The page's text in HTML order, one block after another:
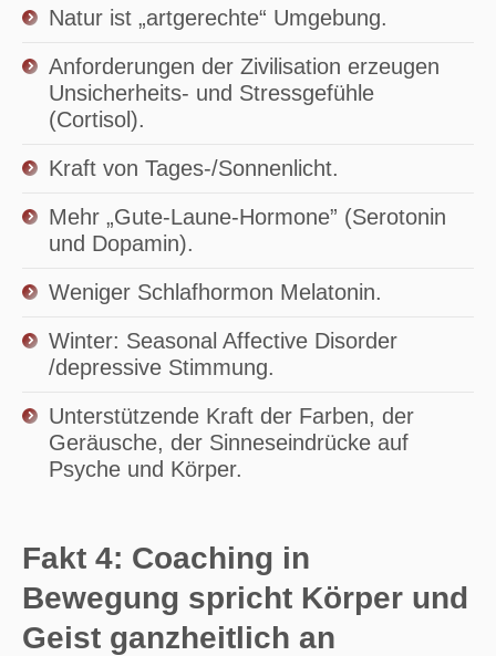
Natur ist „artgerechte“ Umgebung.
Anforderungen der Zivilisation erzeugen
Unsicherheits- und Stressgefühle
(Cortisol).
Kraft von Tages-/Sonnenlicht.
Mehr „Gute-Laune-Hormone” (Serotonin
und Dopamin).
Weniger Schlafhormon Melatonin.
Winter: Seasonal Affective Disorder
/depressive Stimmung.
Unterstützende Kraft der Farben, der
Geräusche, der Sinneseindrücke auf
Psyche und Körper.
Fakt 4: Coaching in
Bewegung spricht Körper und
Geist ganzheitlich an